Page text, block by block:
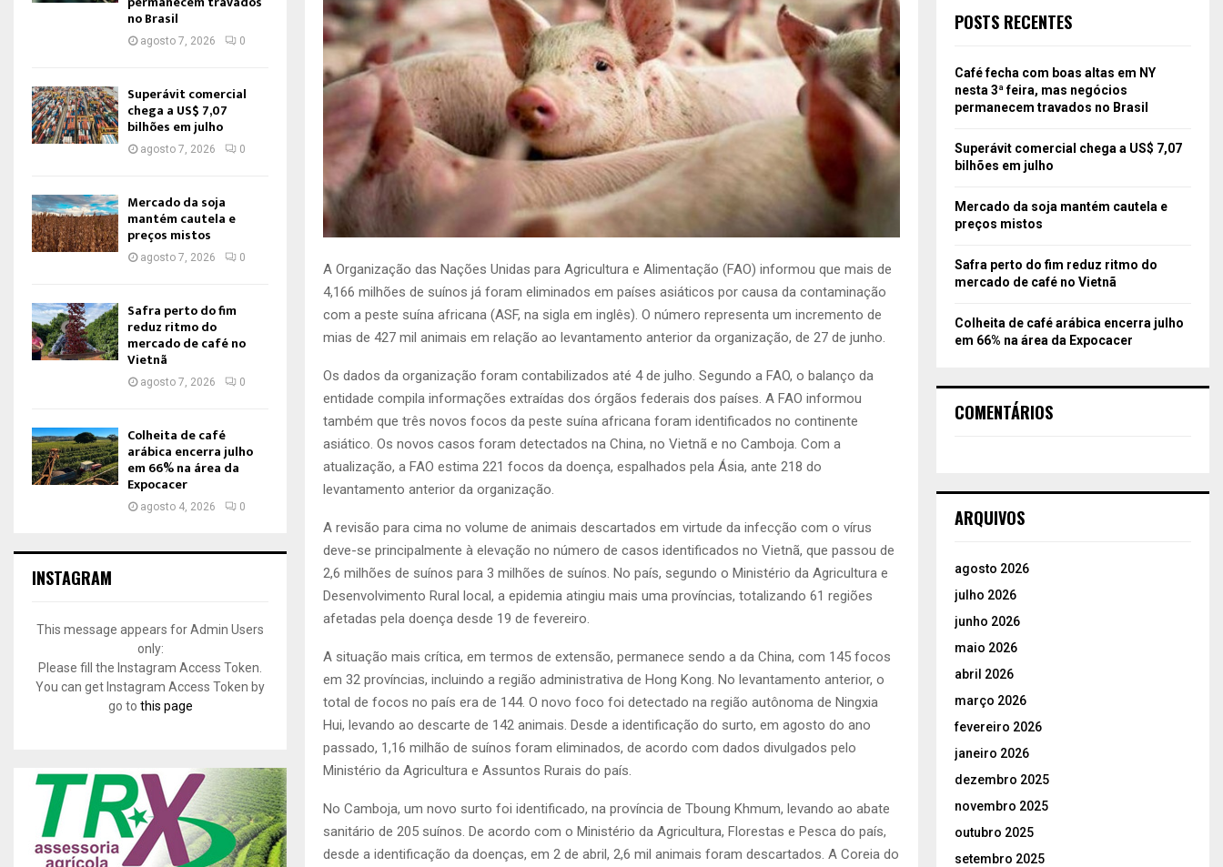
A Organização das Nações Unidas para Agricultura e Alimentação (FAO) informou que mais de
4,166 milhões de suínos já foram eliminados em países asiáticos por causa da contaminação
com a peste suína africana (ASF, na sigla em inglês). O número representa um incremento de
mias de 427 mil animais em relação ao levantamento anterior da organização, de 27 de junho.
Os dados da organização foram contabilizados até 4 de julho. Segundo a FAO, o balanço da
entidade compila informações extraídas dos órgãos federais dos países. A FAO informou
também que três novos focos da peste suína africana foram identificados no continente
asiático. Os novos casos foram detectados na China, no Vietnã e no Camboja. Com a
atualização, a FAO estima 221 focos da doença, espalhados pela Ásia, ante 218 do
levantamento anterior da organização.
A revisão para cima no volume de animais descartados em virtude da infecção com o vírus
deve-se principalmente à elevação no número de casos identificados no Vietnã, que passou de
2,6 milhões de suínos para 3 milhões de suínos. No país, segundo o Ministério da Agricultura e
Desenvolvimento Rural local, a epidemia atingiu mais uma províncias, totalizando 61 regiões
afetadas pela doença desde 19 de fevereiro.
A situação mais crítica, em termos de extensão, permanece sendo a da China, com 145 focos
em 32 províncias, incluindo a região administrativa de Hong Kong. No levantamento anterior, o
total de focos no país era de 144. O novo foco foi detectado na região autônoma de Ningxia
Hui, levando ao descarte de 142 animais. Desde a identificação do surto, em agosto do ano
passado, 1,16 milhão de suínos foram eliminados, de acordo com dados divulgados pelo
Ministério da Agricultura e Assuntos Rurais do país.
No Camboja, um novo surto foi identificado, na província de Tboung Khmum, levando ao abate
sanitário de 205 suínos. De acordo com o Ministério da Agricultura, Florestas e Pesca do país,
desde a identificação da doenças, em 2 de abril, 2,6 mil animais foram descartados. A Coreia do
no Brasil
agosto 7, 2026 0
Superávit comercial
chega a US$ 7,07
bilhões em julho
agosto 7, 2026 0
Mercado da soja
mantém cautela e
preços mistos
agosto 7, 2026 0
Safra perto do fim
reduz ritmo do
mercado de café no
Vietnã
agosto 7, 2026 0
Colheita de café
arábica encerra julho
em 66% na área da
Expocacer
agosto 4, 2026 0
INSTAGRAM
This message appears for Admin Users
only:
Please fill the Instagram Access Token.
You can get Instagram Access Token by
go to this page
POSTS RECENTES
Café fecha com boas altas em NY
nesta 3ª feira, mas negócios
permanecem travados no Brasil
Superávit comercial chega a US$ 7,07
bilhões em julho
Mercado da soja mantém cautela e
preços mistos
Safra perto do fim reduz ritmo do
mercado de café no Vietnã
Colheita de café arábica encerra julho
em 66% na área da Expocacer
COMENTÁRIOS
ARQUIVOS
agosto 2026
julho 2026
junho 2026
maio 2026
abril 2026
março 2026
fevereiro 2026
janeiro 2026
dezembro 2025
novembro 2025
outubro 2025
setembro 2025